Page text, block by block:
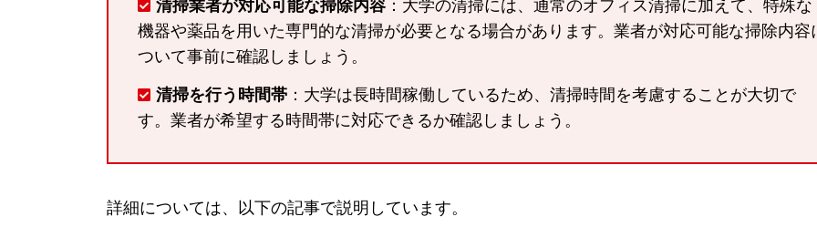
清掃業者が対応可能な掃除内容 ：大学の清掃には、通常のオフィス清掃に加えて、特殊な
機器や薬品を用いた専門的な清掃が必要となる場合があります。業者が対応可能な掃除内容
ついて事前に確認しましょう。
清掃を行う時間帯 ：大学は長時間稼働しているため、清掃時間を考慮することが大切で
す。業者が希望する時間帯に対応できるか確認しましょう。
詳細については、以下の記事で説明しています。